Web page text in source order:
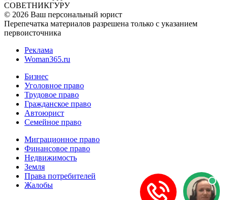
СОВЕТНИКГУРУ
© 2026 Ваш персональный юрист
Перепечатка материалов разрешена только с указанием
первоисточника
Реклама
Woman365.ru
Бизнес
Уголовное право
Трудовое право
Гражданское право
Автоюрист
Семейное право
Миграционное право
Финансовое право
Недвижимость
Земля
Права потребителей
Жалобы